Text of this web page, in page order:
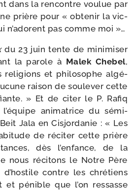
dans la ren­contre vou­lue par
prière pour « obte­nir la vic­
n’a­dorent pas comme moi »…
du 23 juin tente de mini­mi­ser
la parole à Malek Chebel,
reli­gions et phi­lo­sophe algé­
rai­son de sou­le­ver cette
» Et de citer le P. Rafiq
ani­ma­trice du sémi­
Jala en Cisjordanie : « Les
de réci­ter cette prière
dès l’en­fance, de la
nous réci­tons le Notre Père
d’hos­tile contre les chré­tiens
et pénible que l’on res­sasse